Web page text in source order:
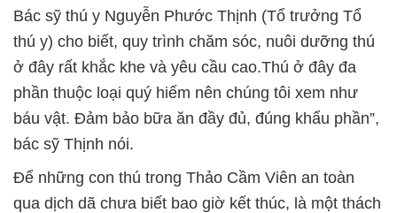
Bác sỹ thú y Nguyễn Phước Thịnh (Tổ trưởng Tổ
thú y) cho biết, quy trình chăm sóc, nuôi dưỡng thú
ở đây rất khắc khe và yêu cầu cao.Thú ở đây đa
phần thuộc loại quý hiếm nên chúng tôi xem như
báu vật. Đảm bảo bữa ăn đầy đủ, đúng khẩu phần”,
bác sỹ Thịnh nói.
Để những con thú trong Thảo Cầm Viên an toàn
qua dịch dã chưa biết bao giờ kết thúc, là một thách